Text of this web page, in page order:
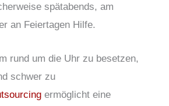
spätabends, am
an Feiertagen Hilfe.
rund um die Uhr zu besetzen,
schwer zu
ermöglicht eine